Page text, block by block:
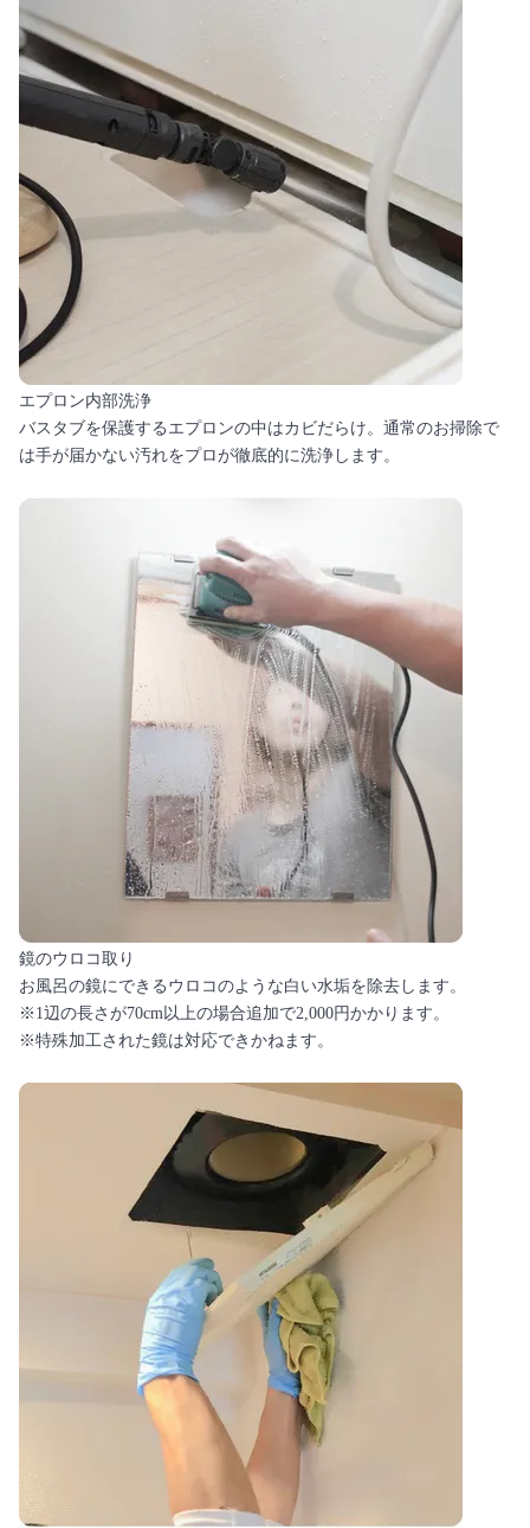
エプロン内部洗浄
バスタブを保護するエプロンの中はカビだらけ。通常のお掃除で
は手が届かない汚れをプロが徹底的に洗浄します。
鏡のウロコ取り
お風呂の鏡にできるウロコのような白い水垢を除去します。
※1辺の長さが70cm以上の場合追加で2,000円かかります。
※特殊加工された鏡は対応できかねます。